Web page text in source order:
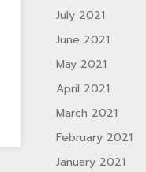
July 2021
June 2021
May 2021
April 2021
March 2021
February 2021
January 2021